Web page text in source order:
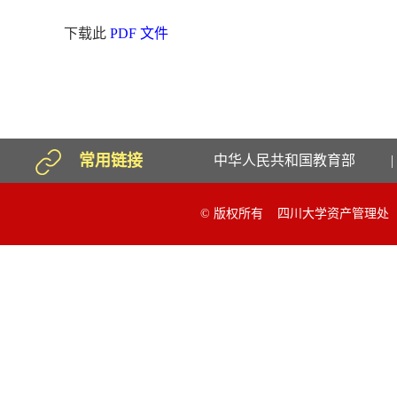
下载此 PDF 文件
常用链接 中华人民共和国教育部 |
© 版权所有 四川大学资产管理